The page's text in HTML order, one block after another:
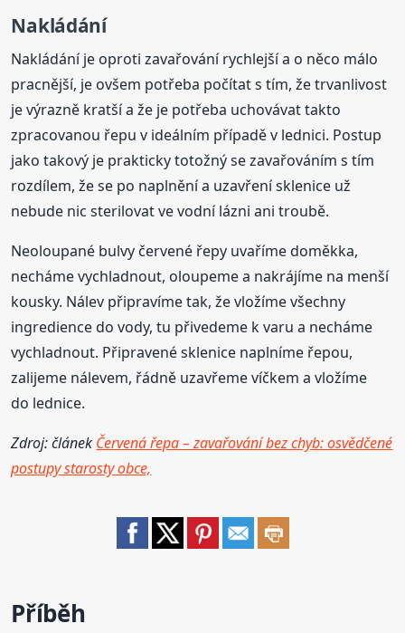
Nakládání
Nakládání je oproti zavařování rychlejší a o něco málo
pracnější, je ovšem potřeba počítat s tím, že trvanlivost
je výrazně kratší a že je potřeba uchovávat takto
zpracovanou řepu v ideálním případě v lednici. Postup
jako takový je prakticky totožný se zavařováním s tím
rozdílem, že se po naplnění a uzavření sklenice už
nebude nic sterilovat ve vodní lázni ani troubě.
Neoloupané bulvy červené řepy uvaříme doměkka,
necháme vychladnout, oloupeme a nakrájíme na menší
kousky. Nálev připravíme tak, že vložíme všechny
ingredience do vody, tu přivedeme k varu a necháme
vychladnout. Připravené sklenice naplníme řepou,
zalijeme nálevem, řádně uzavřeme víčkem a vložíme
do lednice.
Zdroj: článek Červená řepa – zavařování bez chyb: osvědčené
postupy starosty obce,
Příběh